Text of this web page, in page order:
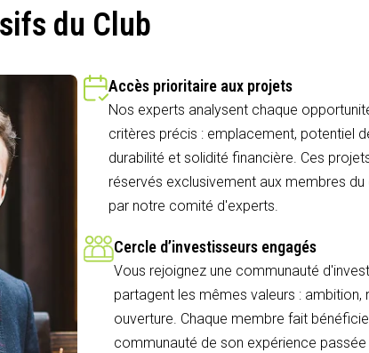
du Club
Accès prioritaire aux projets
Nos experts analysent chaque
critères précis : emplacement, potentiel
durabilité et solidité financière. Ces
réservés exclusivement aux membres du
par notre comité d'experts.
Cercle d’investisseurs engagés
Vous rejoignez une communauté
partagent les mêmes valeurs : ambition,
ouverture. Chaque membre fait
communauté de son expérience